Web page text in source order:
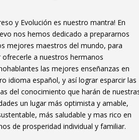
y Evolución es nuestro mantra! En
nos hemos dedicado a prepararnos
mejores maestros del mundo, para
ofrecerle a nuestros hermanos
las mejores enseñanzas en
idioma español, y así lograr esparcir las
del conocimiento que harán de
un lugar más optimista y amable,
más saludable y mas rico en
de prosperidad individual y familiar.